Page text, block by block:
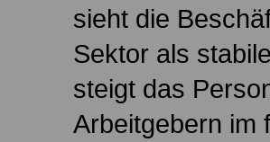
sieht die
Sektor als
steigt das
Arbeitgebern im